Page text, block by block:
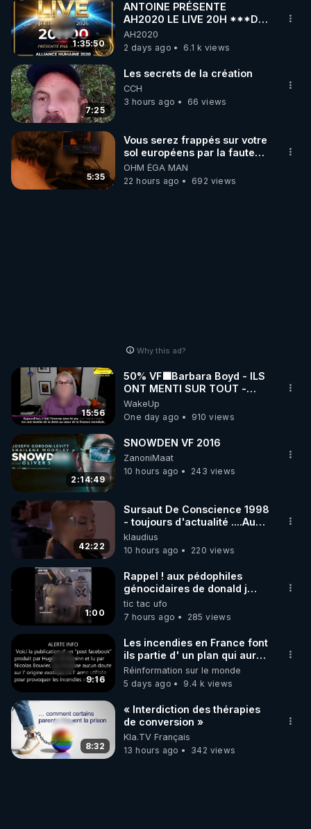
1:35:50
ANTOINE PRÉSENTE
AH2020 LE LIVE 20H ***DU
06/08/2026***
AH2020
2 days ago
6.1 k views
7:25
Les secrets de la création
CCH
3 hours ago
66 views
5:35
Vous serez frappés sur votre
sol européens par la faute
des dirigeants qui s'en
mettent dans le nez
OHM ÉGA MAN
22 hours ago
692 views
Why this ad?
15:56
50% VF🟩Barbara Boyd - ILS
ONT MENTI SUR TOUT -
Jocelyne Traduction
WakeUp
One day ago
910 views
2:14:49
SNOWDEN VF 2016
ZanoniMaat
10 hours ago
243 views
42:22
Sursaut De Conscience 1998
- toujours d'actualité ....Au
Dela Du Réel
klaudius
10 hours ago
220 views
1:00
Rappel ! aux pédophiles
génocidaires de donald j
trump et ses supporters
trumpistes 424et 666.
tic tac ufo
7 hours ago
285 views
9:16
Les incendies en France font
ils partie d' un plan qui aurait
débuté le 11 septembre 2001
?
Réinformation sur le monde
5 days ago
9.4 k views
8:32
« Interdiction des thérapies
de conversion »
Kla.TV Français
13 hours ago
342 views